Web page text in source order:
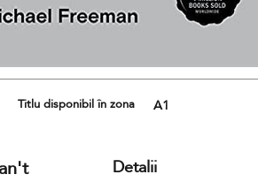
Titlu disponibil în zona A1
Detalii